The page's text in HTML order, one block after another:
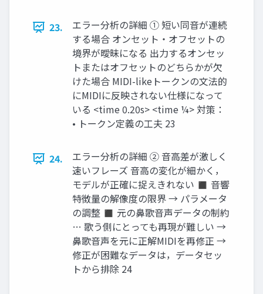
23.
エラー分析の詳細 ① 短い同音が連続
する場合 オンセット・オフセットの
境界が曖昧になる 出力するオンセッ
トまたはオフセットのどちらかが欠
けた場合 MIDI-likeトークンの文法的
にMIDIに反映されない仕様になって
いる <time 0.20s> <time ¼> 対策：
• トークン定義の工夫 23
24.
エラー分析の詳細 ② 音高差が激しく
速いフレーズ 音高の変化が細かく，
モデルが正確に捉えきれない ◼ 音響
特徴量の解像度の限界 → パラメータ
の調整 ◼ 元の鼻歌音声データの制約
… 歌う側にとっても再現が難しい →
鼻歌音声を元に正解MIDIを再修正 →
修正が困難なデータは，データセッ
トから排除 24